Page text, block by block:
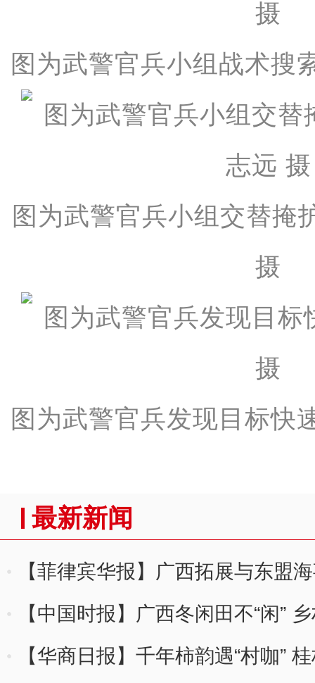
图为武警官兵小组战术搜
图为武警官兵小组交替掩
摄
图为武警官兵发现目标快
最新新闻
【菲律宾华报】广西拓展与东盟
机制
【中国时报】广西冬闲田不“闲”
【华商日报】千年柿韵遇“村咖”